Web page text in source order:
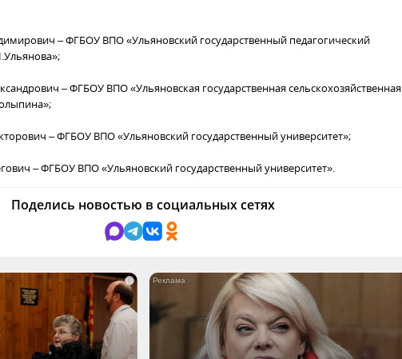
– ФГБОУ ВПО «Ульяновский государственный педагогический
– ФГБОУ ВПО «Ульяновская государственная сельскохозяйственная
– ФГБОУ ВПО «Ульяновский государственный университет»;
– ФГБОУ ВПО «Ульяновский государственный университет».
Поделись новостью в социальных сетях
i